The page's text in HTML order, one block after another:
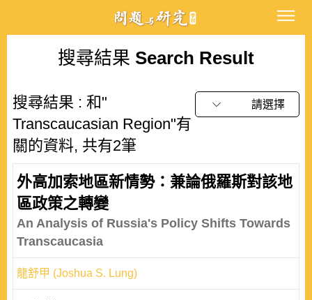
搜尋結果 Search Result
搜尋結果 : 和"
Transcaucasian Region"有
關的資料, 共有2筆
請選擇
外高加索地區新情勢：兼論俄羅斯對該地
區政策之轉變
An Analysis of Russia's Policy Shifts Towards
Transcaucasia
龍舒甲 (Joshua S. Lung)